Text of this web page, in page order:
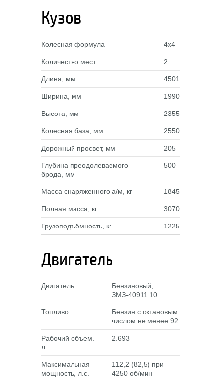
Кузов
Колесная формула 4х4
Количество мест 2
Длина, мм 4501
Ширина, мм 1990
Высота, мм 2355
Колесная база, мм 2550
Дорожный просвет, мм 205
Глубина преодолеваемого
брода, мм
500
Масса снаряженного а/м, кг 1845
Полная масса, кг 3070
Грузоподъёмность, кг 1225
Двигатель
Двигатель
Бензиновый,
ЗМЗ-40911.10
Топливо
Бензин с октановым
числом не менее 92
Рабочий объем,
л
2,693
Максимальная
мощность, л.с.
112,2 (82,5) при
4250 об/мин